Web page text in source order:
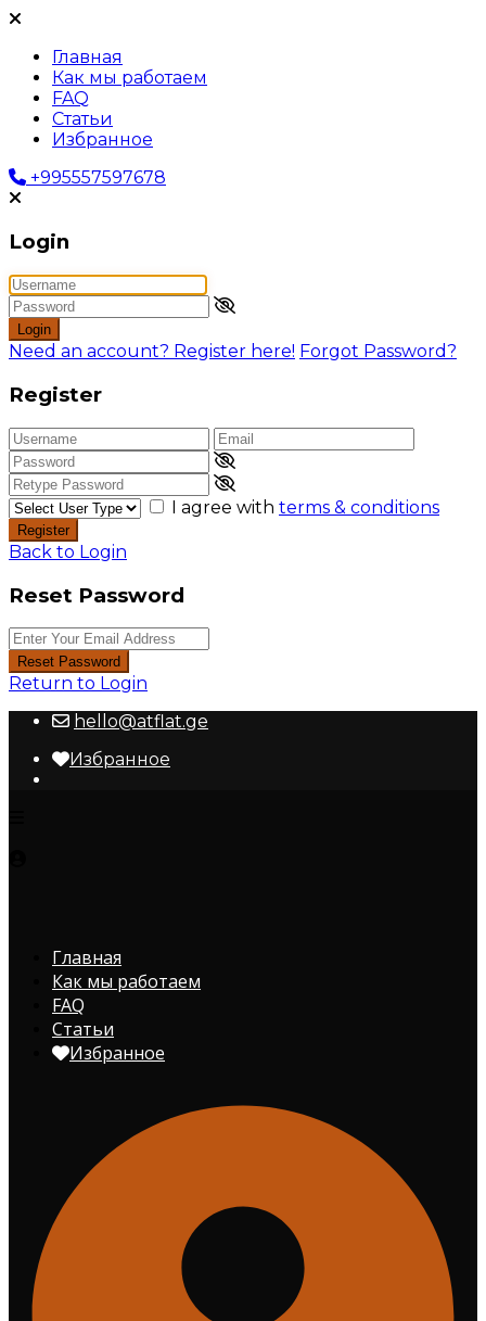
Главная
Как мы работаем
FAQ
Статьи
Избранное
+995557597678
Login
Login
Need an account? Register here! Forgot Password?
Register
I agree with terms & conditions
Register
Back to Login
Reset Password
Reset Password
Return to Login
hello@atflat.ge
Избранное
Главная
Как мы работаем
FAQ
Статьи
Избранное